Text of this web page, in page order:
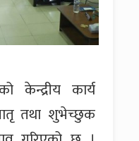
केन्द्रीय कार्य
तथा शुभेच्छुक